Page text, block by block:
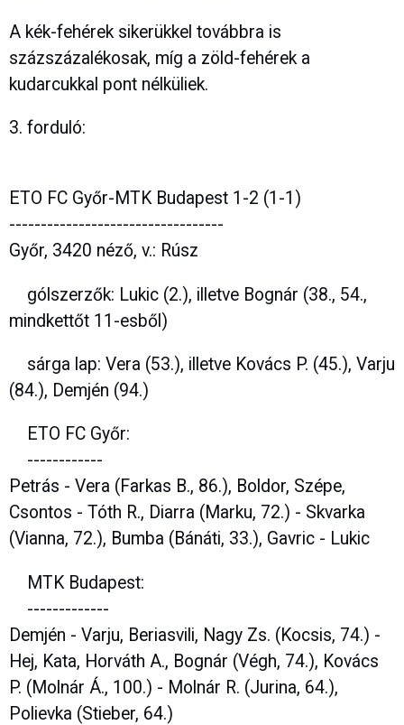
A kék-fehérek sikerükkel továbbra is
százszázalékosak, míg a zöld-fehérek a
kudarcukkal pont nélküliek.
3. forduló:
ETO FC Győr-MTK Budapest 1-2 (1-1)
----------------------------------
Győr, 3420 néző, v.: Rúsz
gólszerzők: Lukic (2.), illetve Bognár (38., 54.,
mindkettőt 11-esből)
sárga lap: Vera (53.), illetve Kovács P. (45.), Varju
(84.), Demjén (94.)
ETO FC Győr:
------------
Petrás - Vera (Farkas B., 86.), Boldor, Szépe,
Csontos - Tóth R., Diarra (Marku, 72.) - Skvarka
(Vianna, 72.), Bumba (Bánáti, 33.), Gavric - Lukic
MTK Budapest:
-------------
Demjén - Varju, Beriasvili, Nagy Zs. (Kocsis, 74.) -
Hej, Kata, Horváth A., Bognár (Végh, 74.), Kovács
P. (Molnár Á., 100.) - Molnár R. (Jurina, 64.),
Polievka (Stieber, 64.)